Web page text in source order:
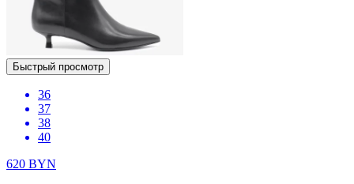
Быстрый просмотр
36
37
38
40
620 BYN